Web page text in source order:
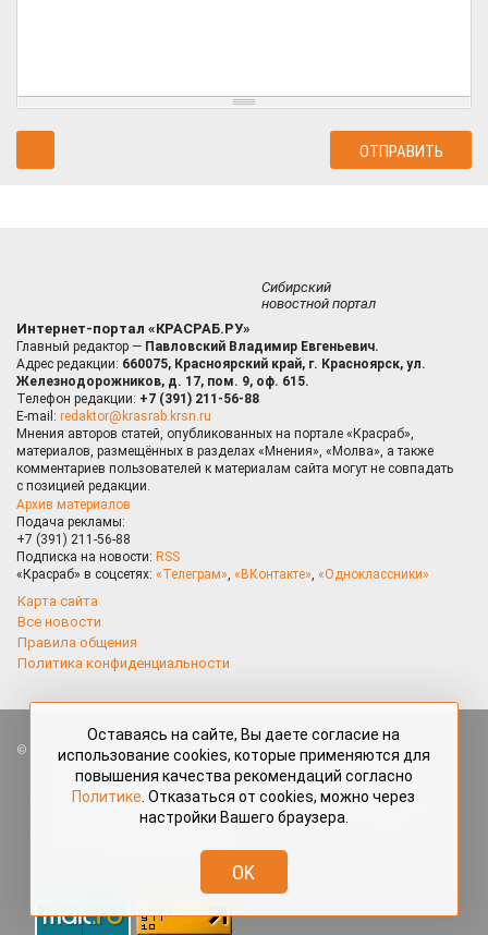
Сибирский
новостной портал
Интернет-портал «КРАСРАБ.РУ»
Главный редактор — Павловский Владимир Евгеньевич.
Адрес редакции: 660075, Красноярский край, г. Красноярск, ул.
Железнодорожников, д. 17, пом. 9, оф. 615.
Телефон редакции: +7 (391) 211-56-88
E-mail: redaktor@krasrab.krsn.ru
Мнения авторов статей, опубликованных на портале «Красраб»,
материалов, размещённых в разделах «Мнения», «Молва», а также
комментариев пользователей к материалам сайта могут не совпадать
с позицией редакции.
Архив материалов
Подача рекламы:
+7 (391) 211-56-88
Подписка на новости: RSS
«Красраб» в соцсетях: «Телеграм», «ВКонтакте», «Одноклассники»
Карта сайта
Все новости
Правила общения
Политика конфиденциальности
Все права защищены. Любые материалы, размещённые на портале
«Красраб.ру» сотрудниками редакции, нештатными авторами
и читателями, являются объектами авторского права. Полное или
частичное использование материалов, размещённых на портале
«Красраб.ру», допускается только с письменного согласия редакции
redaktor@krasrab.krsn.ru.
Оставаясь на сайте, Вы даете согласие на
использование cookies, которые применяются для
повышения качества рекомендаций согласно
Политике . Отказаться от cookies, можно через
настройки Вашего браузера.
OK